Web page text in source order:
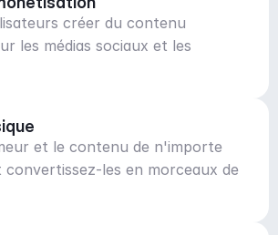
créer du contenu
les médias sociaux et les
et le contenu de n'importe
convertissez-les en morceaux de